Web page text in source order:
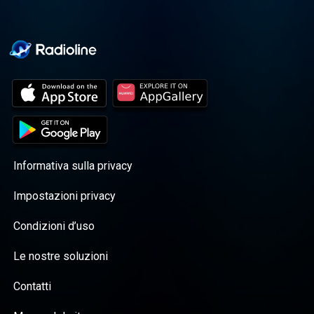
Informativa sulla privacy
Impostazioni privacy
Condizioni d’uso
Le nostre soluzioni
Contatti